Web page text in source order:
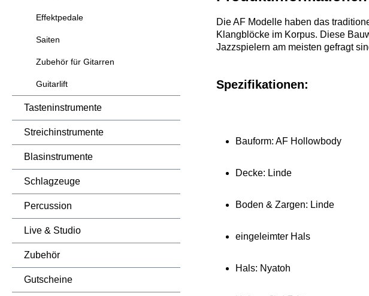
Effektpedale
Saiten
Zubehör für Gitarren
Guitarlift
Tasteninstrumente
Streichinstrumente
Blasinstrumente
Schlagzeuge
Percussion
Live & Studio
Zubehör
Gutscheine
Die AF Modelle haben das
Klangblöcke im Korpus. Diese
Jazzspielern am meisten gefragt
Spezifikationen:
Bauform: AF Hollowbody
Decke: Linde
Boden & Zargen: Linde
eingeleimter Hals
Hals: Nyatoh